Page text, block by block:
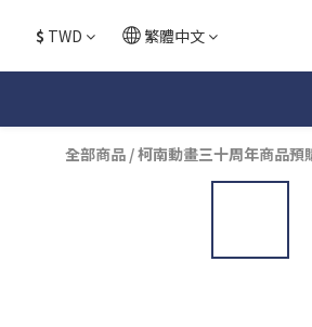
$ TWD 繁體中文
全部商品 /柯南動畫三十周年商品預